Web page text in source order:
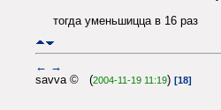
тогда уменьшицца в 16 раз
← →
savva © (2004-11-19 11:19) [18]